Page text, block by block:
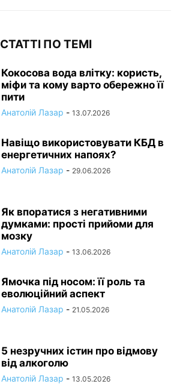
СТАТТІ ПО ТЕМІ
Кокосова вода влітку: користь,
міфи та кому варто обережно її
пити
Анатолій Лазар - 13.07.2026
Навіщо використовувати КБД в
енергетичних напоях?
Анатолій Лазар - 29.06.2026
Як впоратися з негативними
думками: прості прийоми для
мозку
Анатолій Лазар - 13.06.2026
Ямочка під носом: її роль та
еволюційний аспект
Анатолій Лазар - 21.05.2026
5 незручних істин про відмову
від алкоголю
Анатолій Лазар - 13.05.2026